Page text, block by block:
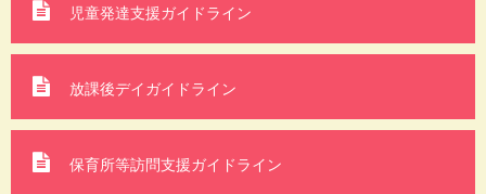
児童発達支援ガイドライン
放課後デイガイドライン
保育所等訪問支援ガイドライン